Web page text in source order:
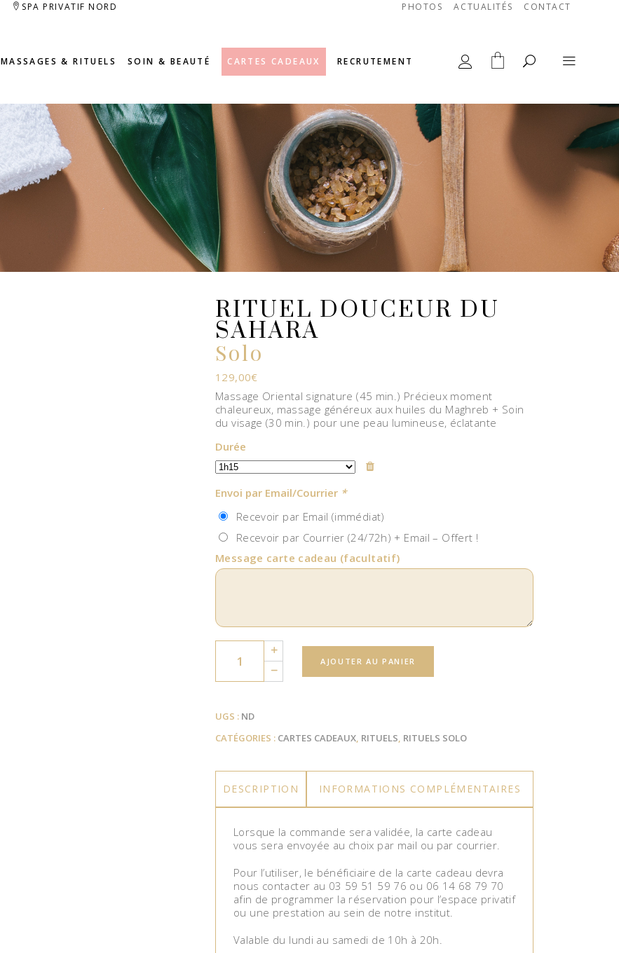
SPA PRIVATIF NORD PHOTOS ACTUALITÉS CONTACT
MASSAGES & RITUELS SOIN & BEAUTÉ CARTES CADEAUX RECRUTEMENT
RITUEL DOUCEUR DU
SAHARA
Solo
129,00€
Massage Oriental signature (45 min.) Précieux moment
chaleureux, massage généreux aux huiles du Maghreb + Soin
du visage (30 min.) pour une peau lumineuse, éclatante
Durée
Envoi par Email/Courrier *
Recevoir par Email (immédiat)
Recevoir par Courrier (24/72h) + Email – Offert !
Message carte cadeau (facultatif)
AJOUTER AU PANIER
UGS : ND
CATÉGORIES : CARTES CADEAUX, RITUELS, RITUELS SOLO
DESCRIPTION INFORMATIONS COMPLÉMENTAIRES
Lorsque la commande sera validée, la carte cadeau
vous sera envoyée au choix par mail ou par courrier.
Pour l’utiliser, le bénéficiaire de la carte cadeau devra
nous contacter au 03 59 51 59 76 ou 06 14 68 79 70
afin de programmer la réservation pour l’espace privatif
ou une prestation au sein de notre institut.
Valable du lundi au samedi de 10h à 20h.